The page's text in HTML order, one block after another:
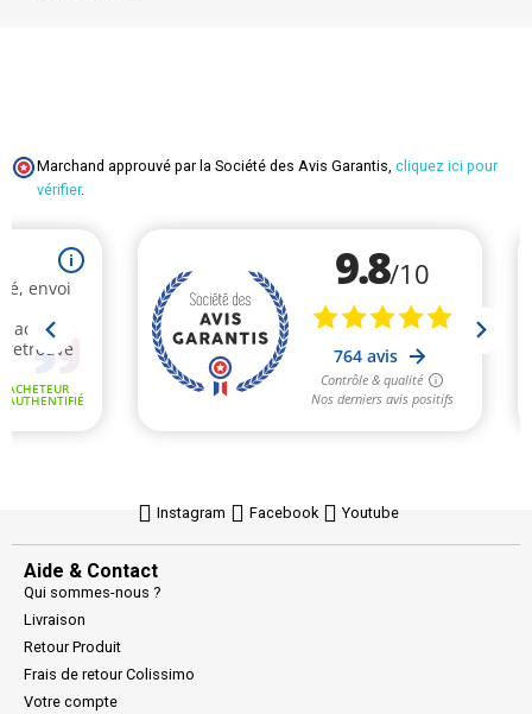
Marchand approuvé par la Société des Avis Garantis, cliquez ici pour
vérifier.
Instagram Facebook Youtube
Aide & Contact
Qui sommes-nous ?
Livraison
Retour Produit
Frais de retour Colissimo
Votre compte